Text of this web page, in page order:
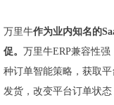
万里牛作为业内知名的
促。 万里牛ERP兼容性
种订单智能策略，获取
发货，改变平台订单状态